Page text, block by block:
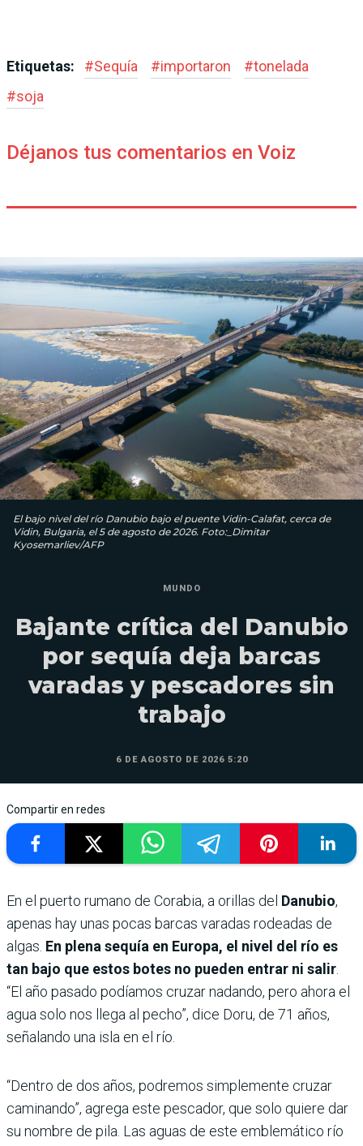
Etiquetas: #Sequía #importaron #tonelada
#soja
Déjanos tus comentarios en Voiz
El bajo nivel del río Danubio bajo el puente Vidin-Calafat, cerca de
Vidin, Bulgaria, el 5 de agosto de 2026. Foto:_Dimitar
Kyosemarliev/AFP
MUNDO
Bajante crítica del Danubio
por sequía deja barcas
varadas y pescadores sin
trabajo
6 DE AGOSTO DE 2026 5:20
Compartir en redes
En el puerto rumano de Corabia, a orillas del Danubio,
apenas hay unas pocas barcas varadas rodeadas de
algas. En plena sequía en Europa, el nivel del río es
tan bajo que estos botes no pueden entrar ni salir
“El año pasado podíamos cruzar nadando, pero ahora el
agua solo nos llega al pecho”, dice Doru, de 71 años,
señalando una isla en el río.
“Dentro de dos años, podremos simplemente cruzar
caminando”, agrega este pescador, que solo quiere dar
su nombre de pila. Las aguas de este emblemático río